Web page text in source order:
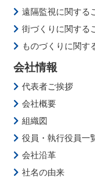
遠隔監視に関する
街づくりに関する
ものづくりに関す
会社情報
代表者ご挨拶
会社概要
組織図
役員・執行役員一
会社沿革
社名の由来